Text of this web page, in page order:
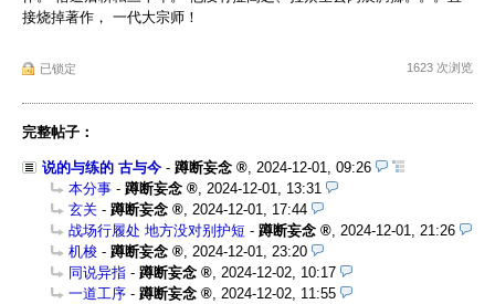
接烧掉著作， 一代大宗师！
已锁定 1623 次浏览
完整帖子：
说的与练的 古与今 - 蹲断妄念
2024-12-01, 09:26
本分事 - 蹲断妄念
2024-12-01, 13:31
玄关 - 蹲断妄念
2024-12-01, 17:44
战场行履处 地方没对别护短 - 蹲断妄念
2024-12-01, 21:26
机梭 - 蹲断妄念
2024-12-01, 23:20
同说异指 - 蹲断妄念
2024-12-02, 10:17
一道工序 - 蹲断妄念
2024-12-02, 11:55